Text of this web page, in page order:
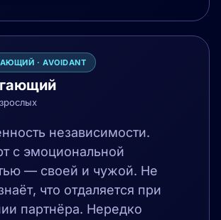
· AVOIDANT
независимости.
с эмоциональной
— своей и чужой. Не
что отдаляется при
партнёра. Нередко